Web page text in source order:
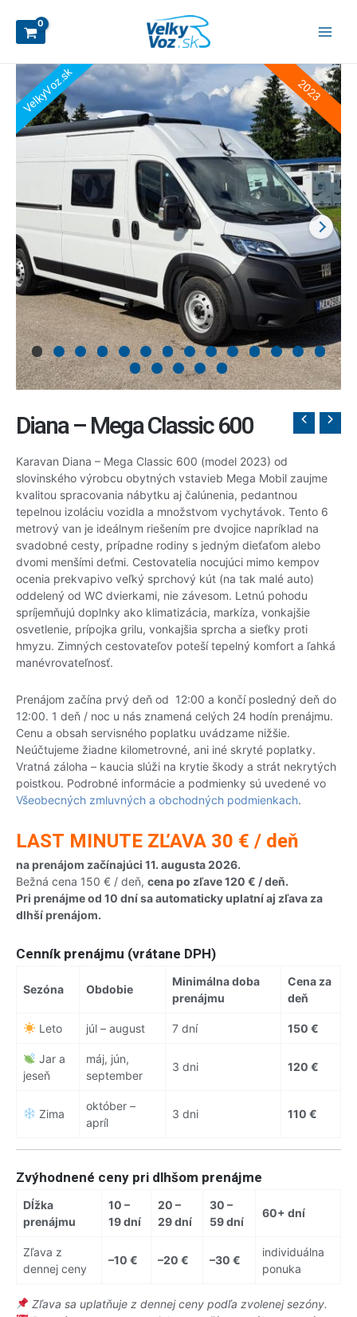
2023
VelkyVoz.sk
Diana – Mega Classic 600
Karavan Diana – Mega Classic 600 (model 2023) od
slovinského výrobcu obytných vstavieb Mega Mobil zaujme
kvalitou spracovania nábytku aj čalúnenia, pedantnou
tepelnou izoláciu vozidla a množstvom vychytávok. Tento 6
metrový van je ideálnym riešením pre dvojice napríklad na
svadobné cesty, prípadne rodiny s jedným dieťaťom alebo
dvomi menšími deťmi. Cestovatelia nocujúci mimo kempov
ocenia prekvapivo veľký sprchový kút (na tak malé auto)
oddelený od WC dvierkami, nie závesom. Letnú pohodu
spríjemňujú doplnky ako klimatizácia, markíza, vonkajšie
osvetlenie, prípojka grilu, vonkajšia sprcha a sieťky proti
hmyzu. Zimných cestovateľov poteší tepelný komfort a ľahká
manévrovateľnosť.
Prenájom začína prvý deň od 12:00 a končí posledný deň do
12:00. 1 deň / noc u nás znamená celých 24 hodín prenájmu.
Cenu a obsah servisného poplatku uvádzame nižšie.
Neúčtujeme žiadne kilometrovné, ani iné skryté poplatky.
Vratná záloha – kaucia slúži na krytie škody a strát nekrytých
poistkou. Podrobné informácie a podmienky sú uvedené vo
Všeobecných zmluvných a obchodných podmienkach.
LAST MINUTE ZĽAVA 30 € / deň
na prenájom začínajúci 11. augusta 2026.
Bežná cena 150 € / deň, cena po zľave 120 € / deň.
Pri prenájme od 10 dní sa automaticky uplatní aj zľava za
dlhší prenájom.
Cenník prenájmu (vrátane DPH)
Sezóna Obdobie
Minimálna doba
prenájmu
Cena za
deň
Leto júl – august 7 dní 150 €
Jar a
jeseň
máj, jún,
september
3 dni 120 €
Zima
október –
apríl
3 dni 110 €
Zvýhodnené ceny pri dlhšom prenájme
Dĺžka
prenájmu
10 –
19 dní
20 –
29 dní
30 –
59 dní
60+ dní
Zľava z
dennej ceny
–10 € –20 € –30 €
individuálna
ponuka
Zľava sa uplatňuje z dennej ceny podľa zvolenej sezóny.